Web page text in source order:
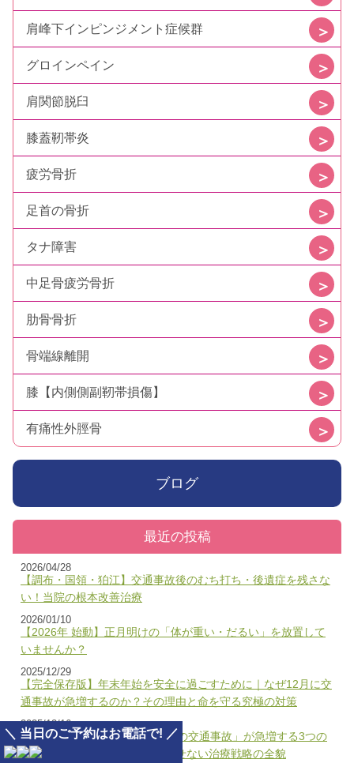
肩峰下インピンジメント症候群
グロインペイン
肩関節脱臼
膝蓋靭帯炎
疲労骨折
足首の骨折
タナ障害
中足骨疲労骨折
肋骨骨折
骨端線離開
膝【内側側副靭帯損傷】
有痛性外脛骨
ブログ
最近の投稿
【調布・国領・狛江】交通事故後のむち打ち・後遺症を残さな
い！当院の根本改善治療
2026/04/28
【2026年 始動】正月明けの「体が重い・だるい」を放置して
いませんか？
2026/01/10
【完全保存版】年末年始を安全に過ごすために｜なぜ12月に交
通事故が急増するのか？その理由と命を守る究極の対策
2025/12/29
【専門家警鐘】東京都内「12月の交通事故」が急増する3つの
理由と、むちうちを後遺症にさせない治療戦略の全貌
2025/12/16
＼ 当日のご予約はお電話で! ／